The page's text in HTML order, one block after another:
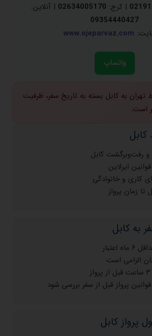
| کرج: 02634005170 | آنلاین:
09354440427
www.ojeparvaz.com
واتساپ
تهران به کابل بسته به تاریخ سفر، ظرفیت
است.
و رفت‌وبرگشت کابل
ایرلاین
کاری و خانوادگی
تا زمان پرواز
به کابل
الزامی است
قوانین پرواز قبل از سفر بررسی شود
پرواز کابل